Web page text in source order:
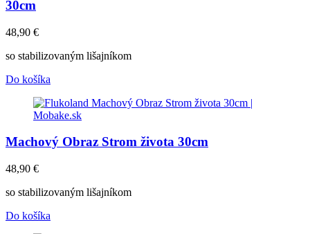
30cm
48,90 €
so stabilizovaným lišajníkom
Do košíka
Machový Obraz Strom života 30cm
48,90 €
so stabilizovaným lišajníkom
Do košíka